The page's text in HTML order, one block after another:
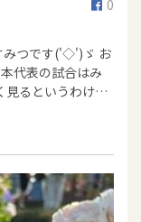
0
みつです('◇')ゞ お
代表の試合はみ
見るというわけ…